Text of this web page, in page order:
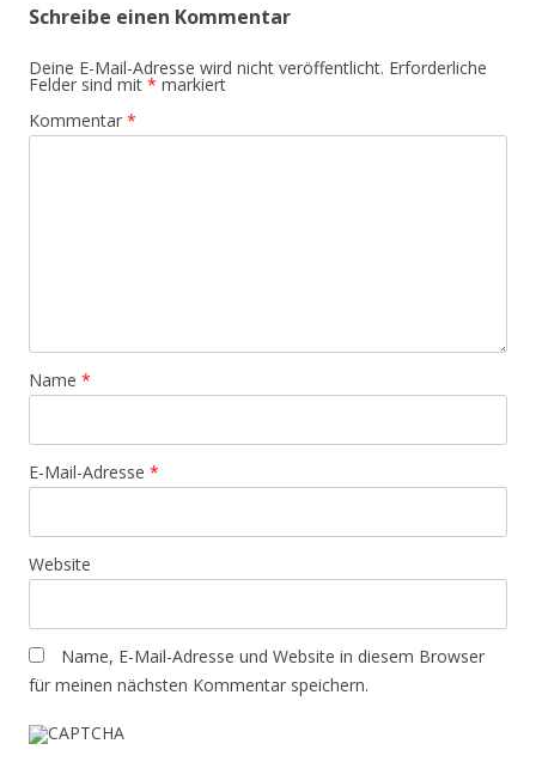
Schreibe einen Kommentar
Deine E-Mail-Adresse wird nicht veröffentlicht. Erforderliche
Felder sind mit * markiert
Kommentar *
Name *
E-Mail-Adresse *
Website
Name, E-Mail-Adresse und Website in diesem Browser
für meinen nächsten Kommentar speichern.